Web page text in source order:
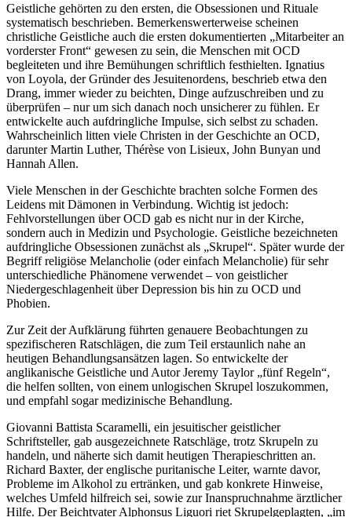
Geistliche gehörten zu den ersten, die Obsessionen und Rituale
systematisch beschrieben. Bemerkenswerterweise scheinen
christliche Geistliche auch die ersten dokumentierten „Mitarbeiter an
vorderster Front“ gewesen zu sein, die Menschen mit OCD
begleiteten und ihre Bemühungen schriftlich festhielten. Ignatius
von Loyola, der Gründer des Jesuitenordens, beschrieb etwa den
Drang, immer wieder zu beichten, Dinge aufzuschreiben und zu
überprüfen – nur um sich danach noch unsicherer zu fühlen. Er
entwickelte auch aufdringliche Impulse, sich selbst zu schaden.
Wahrscheinlich litten viele Christen in der Geschichte an OCD,
darunter Martin Luther, Thérèse von Lisieux, John Bunyan und
Hannah Allen.
Viele Menschen in der Geschichte brachten solche Formen des
Leidens mit Dämonen in Verbindung. Wichtig ist jedoch:
Fehlvorstellungen über OCD gab es nicht nur in der Kirche,
sondern auch in Medizin und Psychologie. Geistliche bezeichneten
aufdringliche Obsessionen zunächst als „Skrupel“. Später wurde der
Begriff religiöse Melancholie (oder einfach Melancholie) für sehr
unterschiedliche Phänomene verwendet – von geistlicher
Niedergeschlagenheit über Depression bis hin zu OCD und
Phobien.
Zur Zeit der Aufklärung führten genauere Beobachtungen zu
spezifischeren Ratschlägen, die zum Teil erstaunlich nahe an
heutigen Behandlungsansätzen lagen. So entwickelte der
anglikanische Geistliche und Autor Jeremy Taylor „fünf Regeln“,
die helfen sollten, von einem unlogischen Skrupel loszukommen,
und empfahl sogar medizinische Behandlung.
Giovanni Battista Scaramelli, ein jesuitischer geistlicher
Schriftsteller, gab ausgezeichnete Ratschläge, trotz Skrupeln zu
handeln, und näherte sich damit heutigen Therapieschritten an.
Richard Baxter, der englische puritanische Leiter, warnte davor,
Probleme im Alkohol zu ertränken, und gab konkrete Hinweise,
welches Umfeld hilfreich sei, sowie zur Inanspruchnahme ärztlicher
Hilfe. Der Beichtvater Alphonsus Liguori riet Skrupelgeplagten, „im